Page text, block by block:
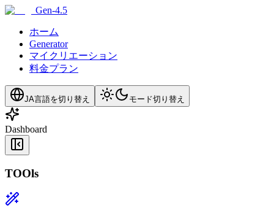
Gen-4.5
ホーム
Generator
マイクリエーション
料金プラン
JA言語を切り替え モード切り替え
Dashboard
TOOls